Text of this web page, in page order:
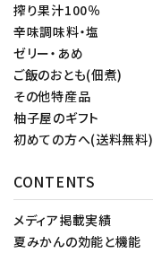
搾り果汁100％
辛味調味料・塩
ゼリー・あめ
ご飯のおとも(佃煮)
その他特産品
柚子屋のギフト
初めての方へ(送料無料)
CONTENTS
メディア掲載実績
夏みかんの効能と機能